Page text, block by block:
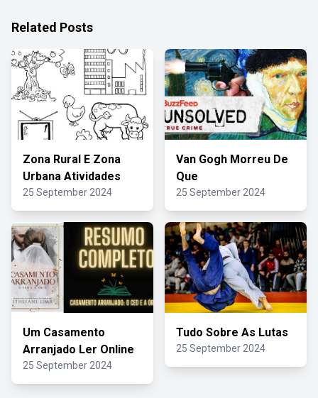
Related Posts
Zona Rural E Zona
Urbana Atividades
25 September 2024
Van Gogh Morreu De
Que
25 September 2024
Um Casamento
Arranjado Ler Online
25 September 2024
Tudo Sobre As Lutas
25 September 2024